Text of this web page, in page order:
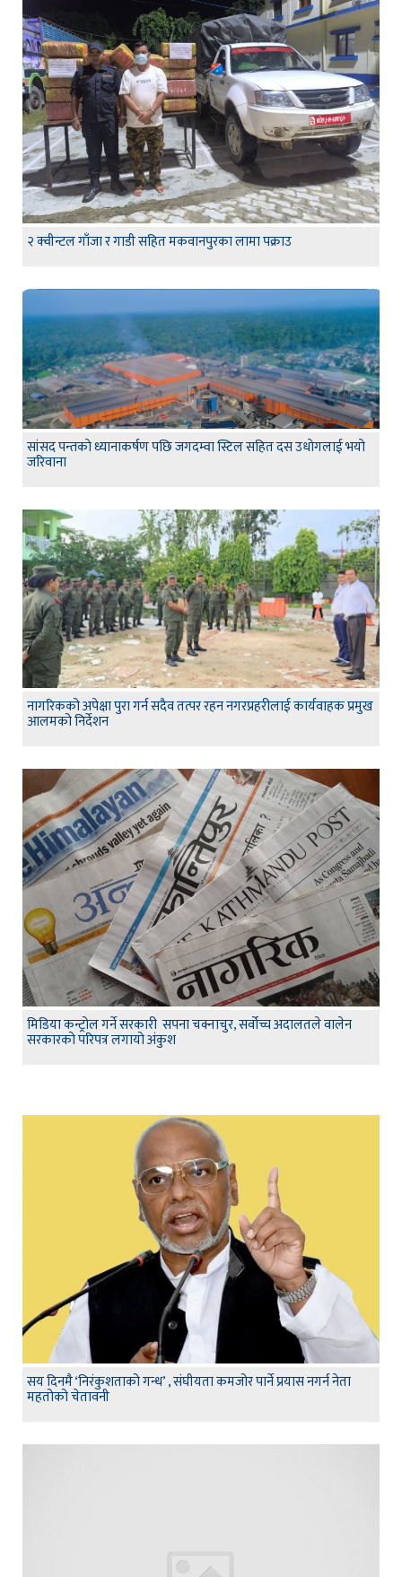
२ क्वीन्टल गाँजा र गाडी सहित मकवानपुरका लामा पक्राउ
सांसद पन्तकाे ध्यानाकर्षण पछि जगदम्वा स्टिल सहित दस उधाेगलाई भयाे
जरिवाना
नागरिकको अपेक्षा पुरा गर्न सदैव तत्पर रहन नगरप्रहरीलाई कार्यवाहक प्रमुख
आलमको निर्देशन
मिडिया कन्ट्रोल गर्ने सरकारी सपना चक्नाचुर, सर्वोच्च अदालतले वालेन
सरकारको परिपत्र लगायो अंकुश
सय दिनमै ‘निरंकुशताको गन्ध’ , संघीयता कमजोर पार्ने प्रयास नगर्न नेता
महतोको चेतावनी